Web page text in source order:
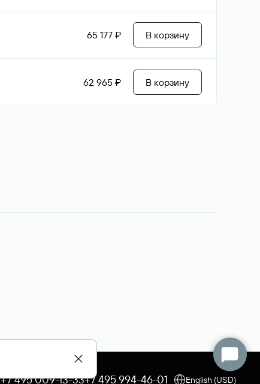
65 177 ₽ В корзину
62 965 ₽ В корзину
+7 495 009-13-33+7 495 994-46-01 English (USD)